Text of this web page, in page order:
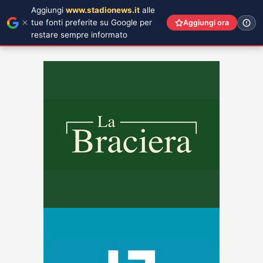
Aggiungi www.stadionews.it alle
tue fonti preferite su Google per
restare sempre informato
Aggiungi ora